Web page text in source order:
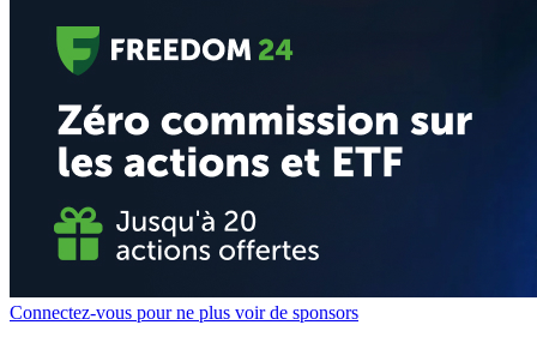
Connectez-vous pour ne plus voir de sponsors